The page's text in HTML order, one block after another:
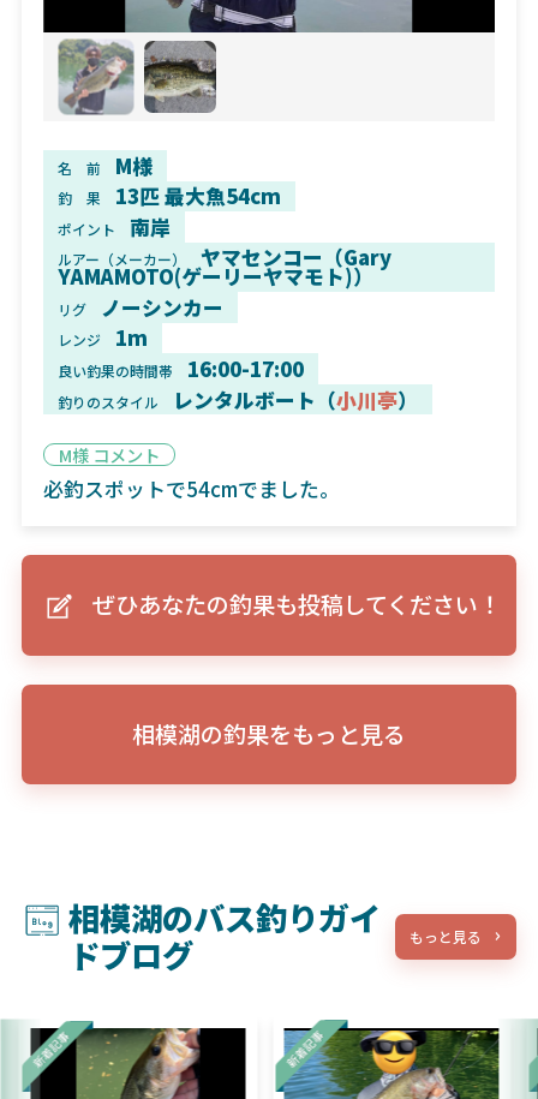
名 前 M様
釣 果 13匹 最大魚54cm
ポイント 南岸
ルアー（メーカー） ヤマセンコー（Gary
YAMAMOTO(ゲーリーヤマモト)）
リグ ノーシンカー
レンジ 1m
良い釣果の時間帯 16:00-17:00
釣りのスタイル レンタルボート（小川亭）
M様 コメント
必釣スポットで54cmでました。
ぜひあなたの釣果も投稿してください！
相模湖の釣果をもっと見る
相模湖のバス釣りガイ
ドブログ
もっと見る